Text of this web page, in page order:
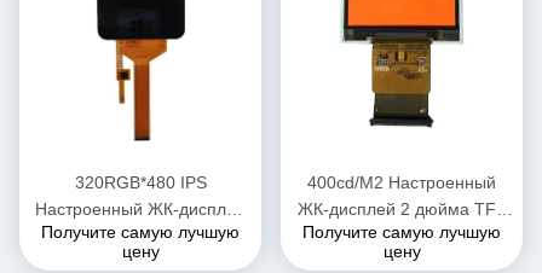
320RGB*480 IPS
Настроенный ЖК-дисплей
3,5 дюйма 350cd/M2
Яркость
Получите самую лучшую
цену
400cd/M2 Настроенный
ЖК-дисплей 2 дюйма TFT
SPI 240x320 SPI3/4
Линейный интерфейс
Получите самую лучшую
цену